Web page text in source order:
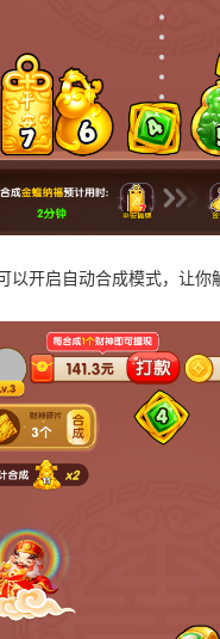
开启自动合成模式，让你